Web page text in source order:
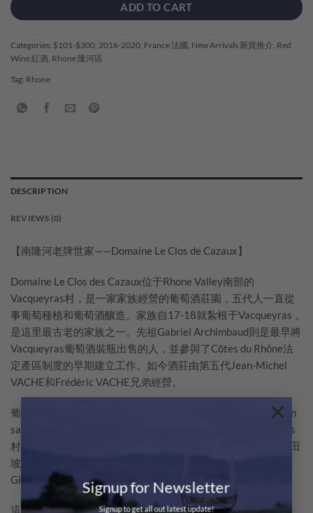
Signup for Newsletter
Signup to get all out latest update!
×
ADD TO CART
Categories: $101-$300, 2016-2020, France 法國, New Arrivals 新貨推介, Red
Wine 紅酒, Rhone 隆河區
Tag: Rhone
DESCRIPTION
REVIEWS (0)
【南隆河老牌世家——Domaine Le Clos de Cazaux】
Domaine Le Clos des Cazaux位于Rhone Valley南部的
Vacqueyras村，是一家家族經營的葡萄酒莊園，五代人一直從
事葡萄種植和葡萄酒釀造。家族自17-18就紮根于Vacqueyras，
是這里最古老的家族之一。先祖Gabriel Archimbaud則是最早將
Vacqueyras葡萄酒裝瓶出售的人，並參與了Côtes du Rhône法
定產區制度的早期建立工作。如今酒莊由第五代Jean-Michel
VACHE和Frédéric VACHE兄弟經營。
葡萄園總面積約有48公頃，Vacqueyras村的地塊主要是Aptian
sandstone黏砂質坡地，擅長白、粉紅與Syrah紅酒。Gigondas
村的地塊坐落在Dentelles de Montmirail斷層石灰岩花崗岩梯田
坡地，多碎石土質、海拔偏高、日照充沛、晝夜溫差大，是
Gigondas頂級風土區域，也是全莊Gigondas酒款核心來源地。
這款Gigondas La Tour Sarrasine以濃郁紅漿果（覆盆子、酸櫻